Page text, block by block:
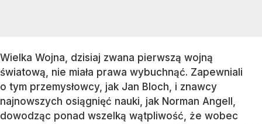
Wielka Wojna, dzisiaj zwana pierwszą wojną
światową, nie miała prawa wybuchnąć. Zapewniali
o tym przemysłowcy, jak Jan Bloch, i znawcy
najnowszych osiągnięć nauki, jak Norman Angell,
dowodząc ponad wszelką wątpliwość, że wobec